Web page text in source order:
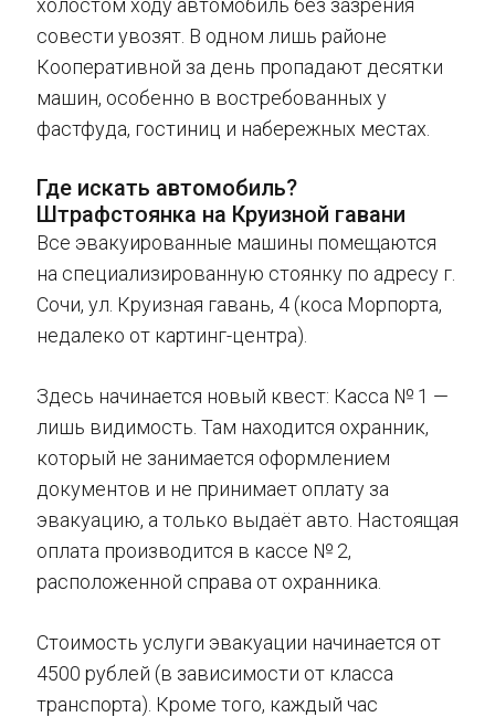
холостом ходу автомобиль без зазрения
совести увозят. В одном лишь районе
Кооперативной за день пропадают десятки
машин, особенно в востребованных у
фастфуда, гостиниц и набережных местах.
Где искать автомобиль?
Штрафстоянка на Круизной гавани
Все эвакуированные машины помещаются
на специализированную стоянку по адресу г.
Сочи, ул. Круизная гавань, 4 (коса Морпорта,
недалеко от картинг-центра).
Здесь начинается новый квест: Касса № 1 —
лишь видимость. Там находится охранник,
который не занимается оформлением
документов и не принимает оплату за
эвакуацию, а только выдаёт авто. Настоящая
оплата производится в кассе № 2,
расположенной справа от охранника.
Стоимость услуги эвакуации начинается от
4500 рублей (в зависимости от класса
транспорта). Кроме того, каждый час